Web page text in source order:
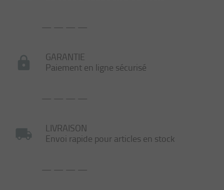
— — — —
GARANTIE
Paiement en ligne sécurisé
— — — —
LIVRAISON
Envoi rapide pour articles en stock
— — — —